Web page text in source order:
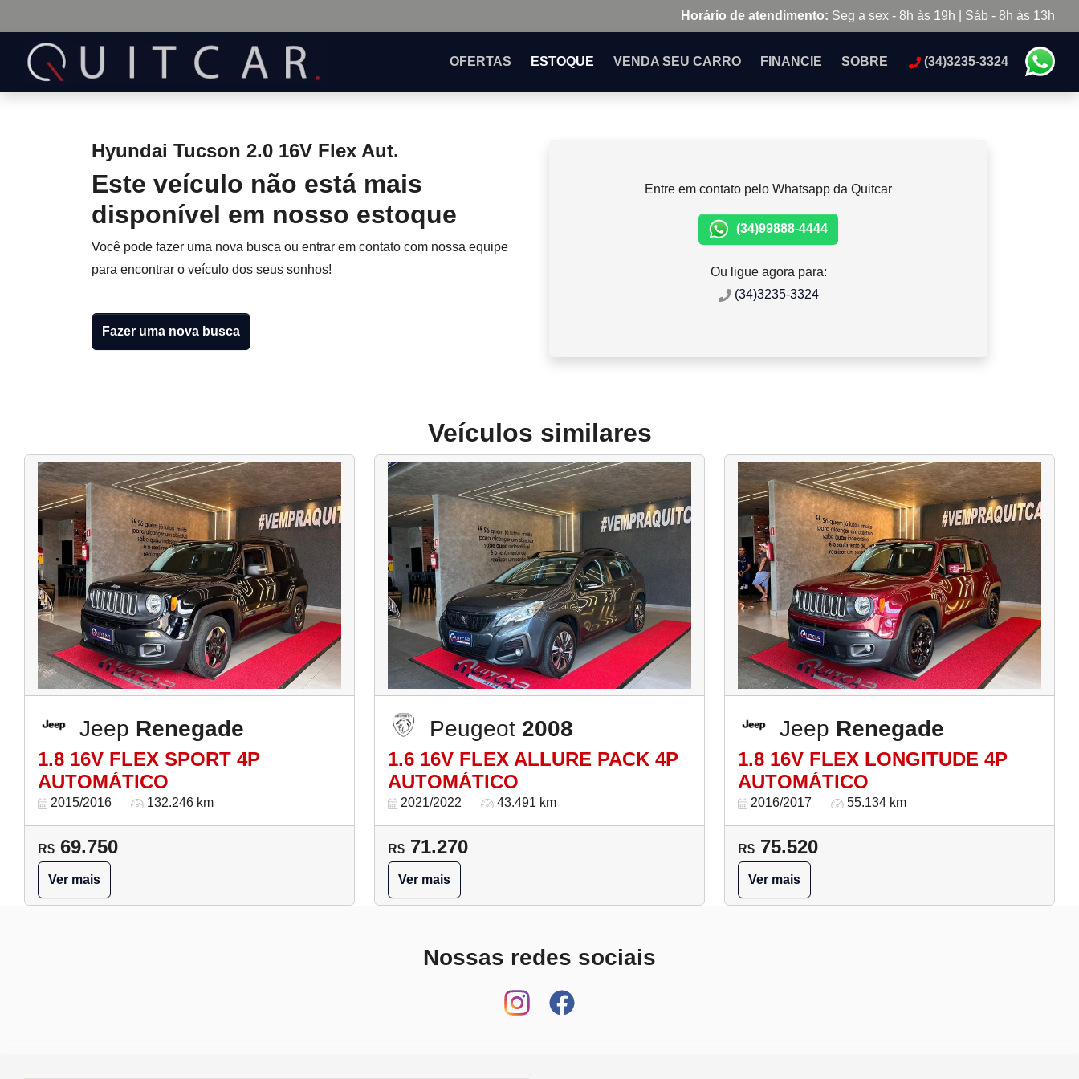
Horário de atendimento: Seg a sex - 8h às 19h | Sáb - 8h às 13h
OFERTAS ESTOQUE VENDA SEU CARRO FINANCIE SOBRE (34)3235-3324
Hyundai Tucson 2.0 16V Flex Aut.
Este veículo não está mais
disponível em nosso estoque
Você pode fazer uma nova busca ou entrar em contato com nossa equipe
para encontrar o veículo dos seus sonhos!
Fazer uma nova busca
Entre em contato pelo Whatsapp da Quitcar
(34)99888-4444
Ou ligue agora para:
(34)3235-3324
Veículos similares
Jeep Renegade
1.8 16V FLEX SPORT 4P
AUTOMÁTICO
2015/2016 132.246 km
R$ 69.750
Ver mais
Peugeot 2008
1.6 16V FLEX ALLURE PACK 4P
AUTOMÁTICO
2021/2022 43.491 km
R$ 71.270
Ver mais
Jeep Renegade
1.8 16V FLEX LONGITUDE 4P
AUTOMÁTICO
2016/2017 55.134 km
R$ 75.520
Ver mais
Nossas redes sociais